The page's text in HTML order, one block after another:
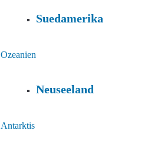
Suedamerika
Ozeanien
Neuseeland
Antarktis